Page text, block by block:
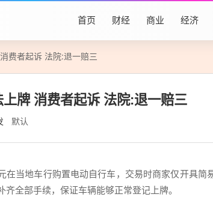
首页 财经 商业 经济
费者起诉 法院:退一赔三
牌 消费者起诉 法院:退一赔三
默认
当地车行购置电动自行车，交易时商家仅开具简
全部手续，保证车辆能够正常登记上牌。